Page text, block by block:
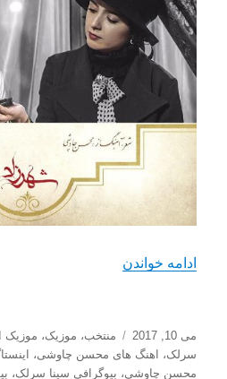
ادامه خواندن
ارسال
شده
در
می 10, 2017 دسته‌ها
منتخب، موزیک، موزیک
سرلک، اهنگ های محسن چاوشی،
محسن چاوشی، بیوگرافی سینا سرلک،